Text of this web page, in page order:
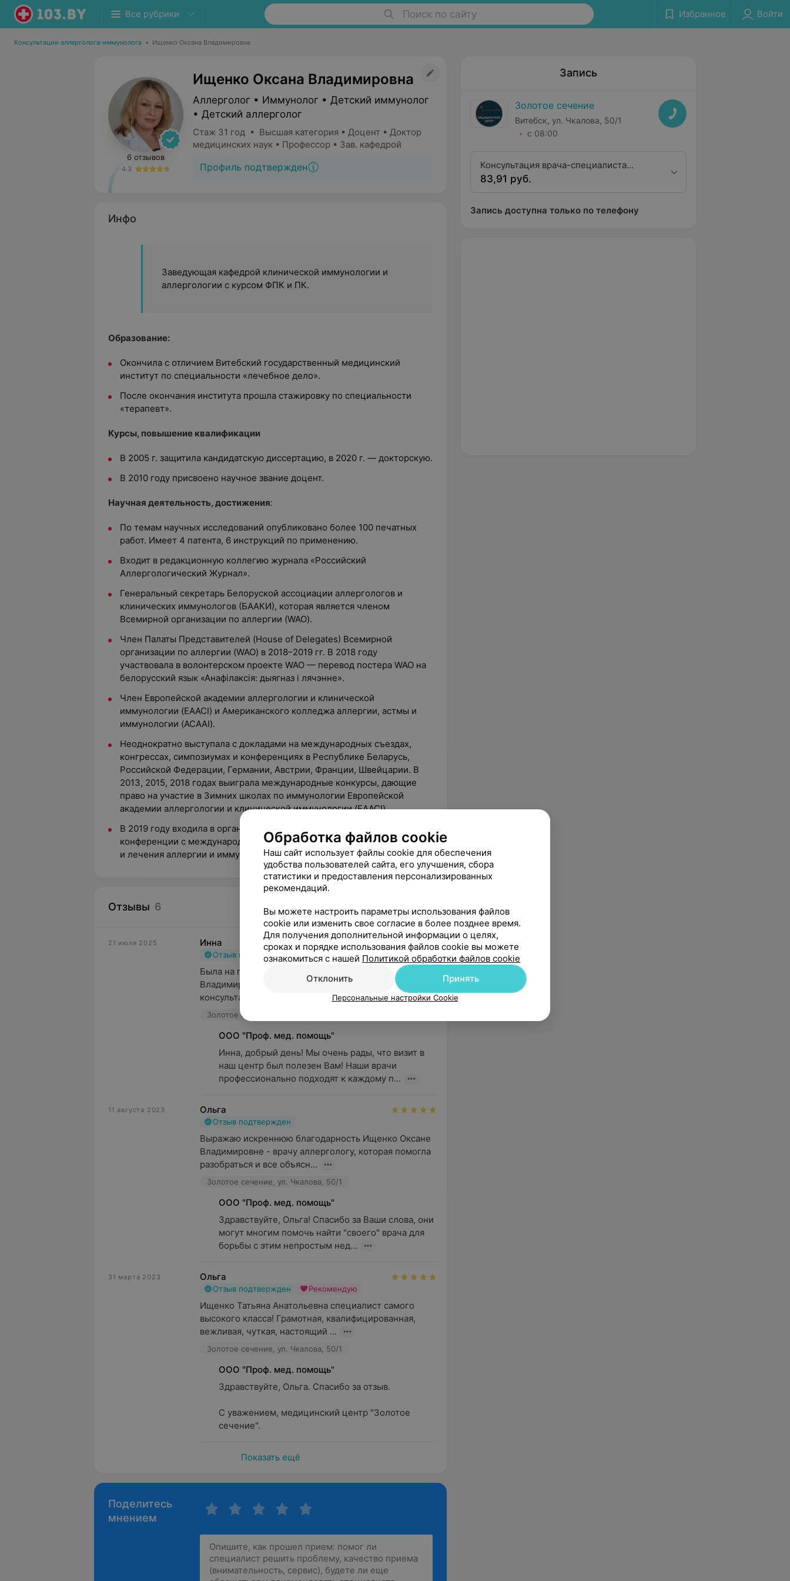
Все рубрики Поиск по сайту Избранное Войти
Консультации аллерголога-иммунолога • Ищенко Оксана Владимировна
6 отзывов
4.3
Ищенко Оксана Владимировна
Аллерголог • Иммунолог • Детский иммунолог
• Детский аллерголог
Стаж 31 год • Высшая категория • Доцент • Доктор
медицинских наук • Профессор • Зав. кафедрой
Профиль подтвержден
Инфо
Заведующая кафедрой клинической иммунологии и
аллергологии с курсом ФПК и ПК.
Образование:
Окончила с отличием Витебский государственный медицинский
институт по специальности «лечебное дело».
После окончания института прошла стажировку по специальности
«терапевт».
Курсы, повышение квалификации
В 2005 г. защитила кандидатскую диссертацию, в 2020 г. — докторскую.
В 2010 году присвоено научное звание доцент.
Научная деятельность, достижения:
По темам научных исследований опубликовано более 100 печатных
работ. Имеет 4 патента, 6 инструкций по применению.
Входит в редакционную коллегию журнала «Российский
Аллергологический Журнал».
Генеральный секретарь Белоруской ассоциации аллергологов и
клинических иммунологов (БААКИ), которая является членом
Всемирной организации по аллергии (WAO).
Член Палаты Представителей (House of Delegates) Всемирной
организации по аллергии (WAO) в 2018–2019 гг. В 2018 году
участвовала в волонтерском проекте WAO — перевод постера WAO на
белорусский язык «Анафілаксія: дыягназ і лячэнне».
Член Европейской академии аллергологии и клинической
иммунологии (EAACI) и Американского колледжа аллергии, астмы и
иммунологии (ACAAI).
Неоднократно выступала с докладами на международных съездах,
конгрессах, симпозиумах и конференциях в Республике Беларусь,
Российской Федерации, Германии, Австрии, Франции, Швейцарии. В
2013, 2015, 2018 годах выиграла международные конкурсы, дающие
право на участие в Зимних школах по иммунологии Европейской
академии аллергологии и клинической иммунологии (EAACI).
В 2019 году входила в организационный комитет Республиканской
конференции с международным участием «Новые методы диагностики
и лечения аллергии и иммунодефицитов».
Отзывы 6 4.3
21 июля 2025 Инна
Отзыв подтвержден Рекомендую
Была на приёме у доктора Ищенко Оксаны
Владимировны в июне 2025 года. Нужна была
консультация по аутоммунному заболевани...
Золотое сечение, ул. Чкалова, 50/1
ООО "Проф. мед. помощь"
Инна, добрый день! Мы очень рады, что визит в
наш центр был полезен Вам! Наши врачи
профессионально подходят к каждому п...
11 августа 2023 Ольга
Отзыв подтвержден
Выражаю искреннюю благодарность Ищенко Оксане
Владимировне - врачу аллергологу, которая помогла
разобраться и все объясн...
Золотое сечение, ул. Чкалова, 50/1
ООО "Проф. мед. помощь"
Здравствуйте, Ольга! Спасибо за Ваши слова, они
могут многим помочь найти "своего" врача для
борьбы с этим непростым нед...
31 марта 2023 Ольга
Отзыв подтвержден Рекомендую
Ищенко Татьяна Анатольевна специалист самого
высокого класса! Грамотная, квалифицированная,
вежливая, чуткая, настоящий ...
Золотое сечение, ул. Чкалова, 50/1
ООО "Проф. мед. помощь"
Здравствуйте, Ольга. Спасибо за отзыв.
С уважением, медицинский центр "Золотое
сечение".
Показать ещё
Поделитесь
мнением
Запись
Золотое сечение
Витебск, ул. Чкалова, 50/1
с 08:00
Консультация врача-специалиста
(аллерголога-иммунолога),
83,91 руб.
Запись доступна только по телефону
Обработка файлов cookie
Наш сайт использует файлы cookie для обеспечения
удобства пользователей сайта, его улучшения, сбора
статистики и предоставления персонализированных
рекомендаций.
Вы можете настроить параметры использования файлов
cookie или изменить свое согласие в более позднее время.
Для получения дополнительной информации о целях,
сроках и порядке использования файлов cookie вы можете
ознакомиться с нашей Политикой обработки файлов cookie
Отклонить
Принять
Персональные настройки Cookie